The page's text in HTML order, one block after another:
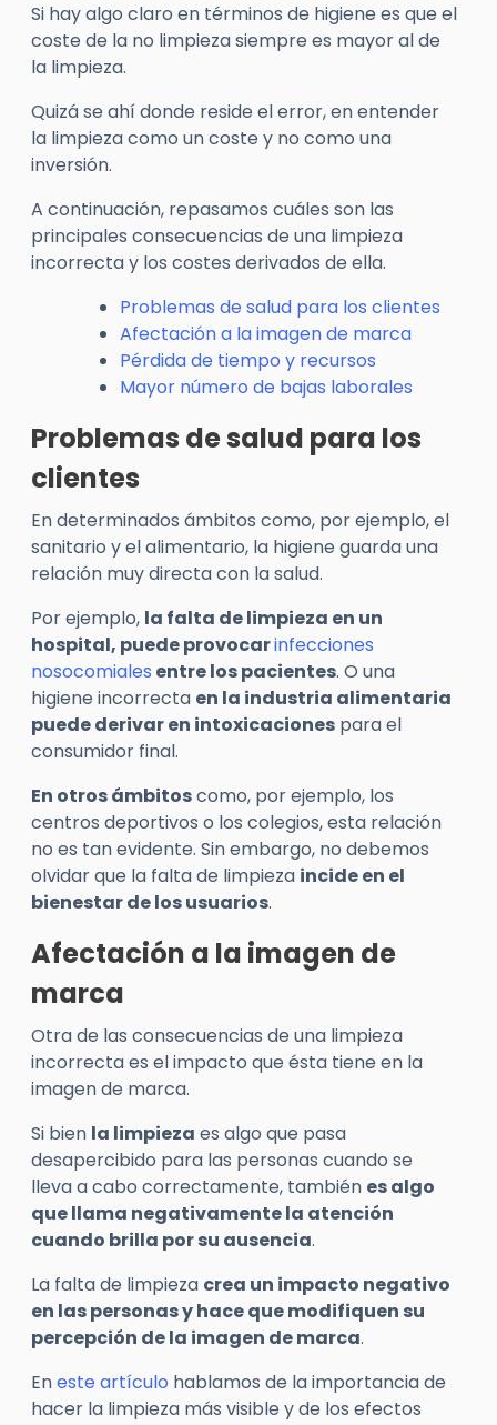
Si hay algo claro en términos de higiene es que el
coste de la no limpieza siempre es mayor al de
la limpieza.
Quizá se ahí donde reside el error, en entender
la limpieza como un coste y no como una
inversión.
A continuación, repasamos cuáles son las
principales consecuencias de una limpieza
incorrecta y los costes derivados de ella.
Problemas de salud para los clientes
Afectación a la imagen de marca
Pérdida de tiempo y recursos
Mayor número de bajas laborales
Problemas de salud para los
clientes
En determinados ámbitos como, por ejemplo, el
sanitario y el alimentario, la higiene guarda una
relación muy directa con la salud.
Por ejemplo, la falta de limpieza en un
hospital, puede provocarinfecciones
nosocomiales entre los pacientes. O una
higiene incorrecta en la industria alimentaria
puede derivar en intoxicaciones para el
consumidor final.
En otros ámbitoscomo, por ejemplo, los
centros deportivos o los colegios, esta relación
no es tan evidente. Sin embargo, no debemos
olvidar que la falta de limpieza incide en el
bienestar de los usuarios.
Afectación a la imagen de
marca
Otra de las consecuencias de una limpieza
incorrecta es el impacto que ésta tiene en la
imagen de marca.
Si bien la limpieza es algo que pasa
desapercibido para las personas cuando se
lleva a cabo correctamente, también es algo
que llama negativamente la atención
cuando brilla por su ausencia.
La falta de limpieza crea un impacto negativo
en las personas y hace que modifiquen su
percepción de la imagen de marca.
Eneste artículo hablamos de la importancia de
hacer la limpieza más visible y de los efectos